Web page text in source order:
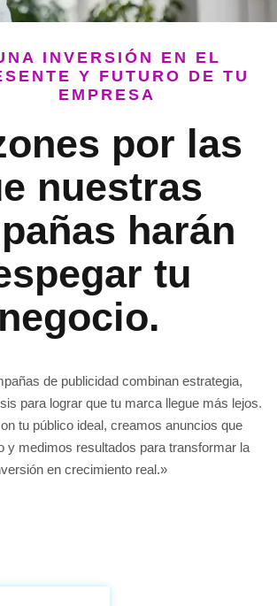
INVERSIÓN EN EL
Y FUTURO DE TU
EMPRESA
por las
nuestras
harán
tu
negocio.
de publicidad combinan estrategia,
para lograr que tu marca llegue más lejos.
tu público ideal, creamos anuncios que
y medimos resultados para transformar la
en crecimiento real.»